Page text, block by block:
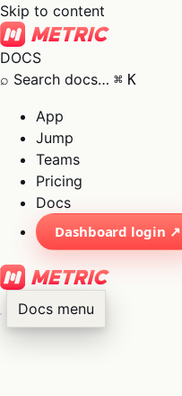
Skip to content
DOCS
⌕ Search docs… ⌘ K
App
Jump
Teams
Pricing
Docs
Dashboard login ↗
Docs menu